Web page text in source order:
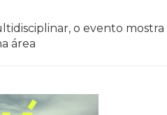
o evento mostra
área